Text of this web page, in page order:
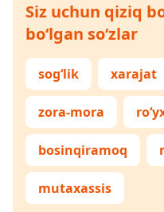
Siz uchun qiziq
bo‘lgan so‘zlar
sog‘lik xarajat
zora-mora
bosinqiramoq
mutaxassis